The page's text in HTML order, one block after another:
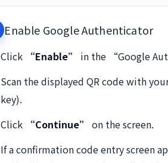
Enable Google Authenticator
Click “Enable”
in the “Google
Scan the displayed QR code with
key).
Click “Continue” on the screen.
If a confirmation code entry screen